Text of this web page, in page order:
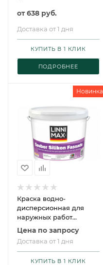
от638 руб.
Доставка от 1 дня
ПОДРОБНЕЕ
КУПИТЬ В 1 КЛИК
Новинка
Краска водно-
дисперсионная для
наружных работ
LINNIMAX Sauber Silikon
Fassade / ЛИННИМАКС
Заубер Силикон
Фассаде
Цена по запросу
Доставка от 1 дня
КУПИТЬ В 1 КЛИК